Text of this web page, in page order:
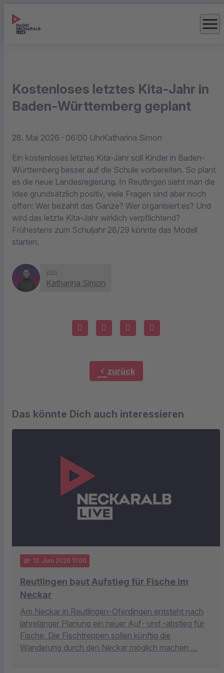
menu
Kostenloses letztes Kita-Jahr in
Baden-Württemberg geplant
28. Mai 2026 · 06:00 UhrKatharina Simon
Ein kostenloses letztes Kita-Jahr soll Kinder in Baden-
Württemberg besser auf die Schule vorbereiten. So plant
es die neue Landesregierung. In Reutlingen sieht man die
Idee grundsätzlich positiv, viele Fragen sind aber noch
offen: Wer bezahlt das Ganze? Wer organisiert es? Und
wird das letzte Kita-Jahr wirklich verpflichtend?
Frühestens zum Schuljahr 28/29 könnte das Modell
starten.
von
Katharina Simon
chevron_left zurück
Das könnte Dich auch interessieren
notes 12. Juni 2026 11:00
Reutlingen baut Aufstieg für Fische im
Neckar
Am Neckar in Reutlingen-Oferdingen entsteht nach
jahrelanger Planung ein neuer Auf- und -abstieg für
Fische. Die Fischtreppen sollen künftig die
Wanderung durch den Neckar möglich machen …